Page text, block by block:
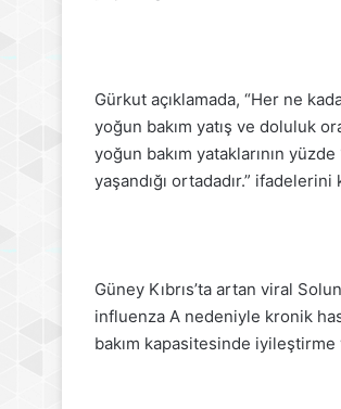
Gürkut açıklamada, “Her ne
yoğun bakım yatış ve doluluk
yoğun bakım yataklarının
yaşandığı ortadadır.” ifadelerini
Güney Kıbrıs’ta artan viral
influenza A nedeniyle kronik
bakım kapasitesinde